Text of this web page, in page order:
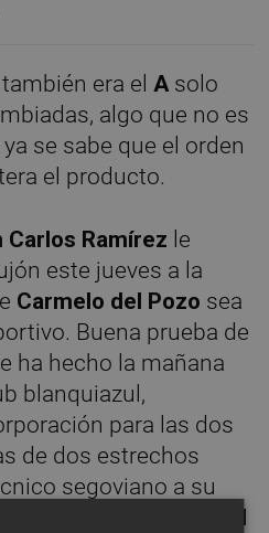
también era el A solo
algo que no es
se sabe que el orden
el producto.
Carlos Ramírez le
este jueves a la
Carmelo del Pozo sea
Buena prueba de
ha hecho la mañana
blanquiazul,
para las dos
de dos estrechos
segoviano a su
Ángel